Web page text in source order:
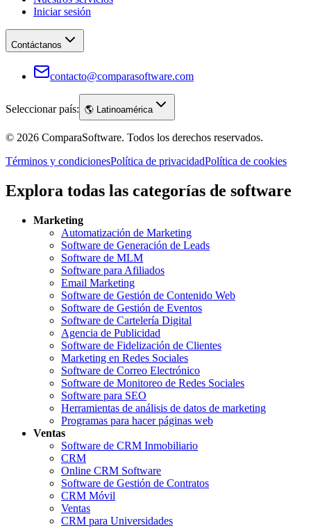
Iniciar sesión
Contáctanos
contacto@comparasoftware.com
Seleccionar país: 🌎 Latinoamérica
© 2026 ComparaSoftware. Todos los derechos reservados.
Términos y condicionesPolítica de privacidadPolítica de cookies
Explora todas las categorías de software
Marketing
Automatización de Marketing
Software de Generación de Leads
Software de MLM
Software para Afiliados
Email Marketing
Software de Gestión de Contenido Web
Software de Gestión de Eventos
Software de Cartelería Digital
Agencia de Publicidad
Software de Fidelización de Clientes
Marketing en Redes Sociales
Software de Correo Electrónico
Software de Monitoreo de Redes Sociales
Software para SEO
Herramientas de análisis de datos de marketing
Programas para hacer páginas web
Ventas
Software de CRM Inmobiliario
CRM
Online CRM Software
Software de Gestión de Contratos
CRM Móvil
Ventas
CRM para Universidades